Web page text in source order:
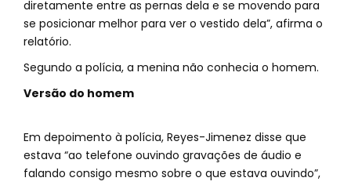
diretamente entre as pernas dela e se movendo para
se posicionar melhor para ver o vestido dela”, afirma o
relatório.
Segundo a polícia, a menina não conhecia o homem.
Versão do homem
Em depoimento à polícia, Reyes-Jimenez disse que
estava “ao telefone ouvindo gravações de áudio e
falando consigo mesmo sobre o que estava ouvindo”,